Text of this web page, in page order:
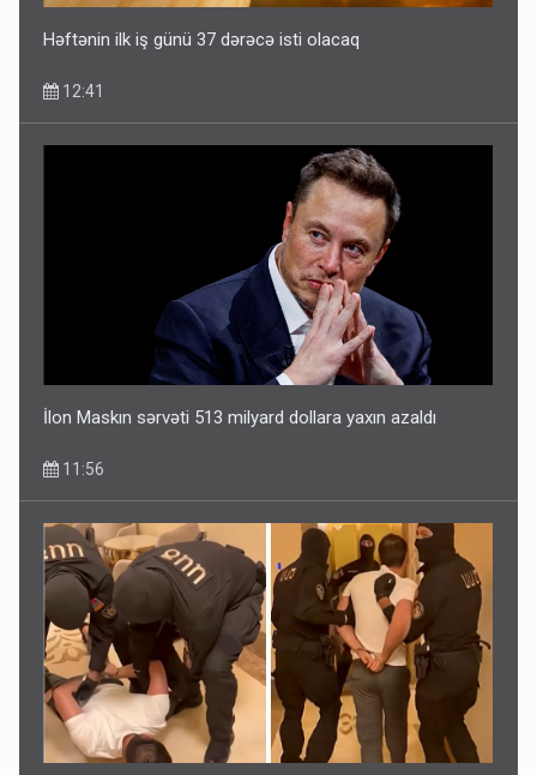
Həftənin ilk iş günü 37 dərəcə isti olacaq
12:41
İlon Maskın sərvəti 513 milyard dollara yaxın azaldı
11:56